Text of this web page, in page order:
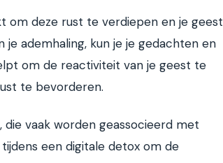
om deze rust te verdiepen en je geest
ademhaling, kun je je gedachten en
om de reactiviteit van je geest te
te bevorderen.
die vaak worden geassocieerd met
een digitale detox om de